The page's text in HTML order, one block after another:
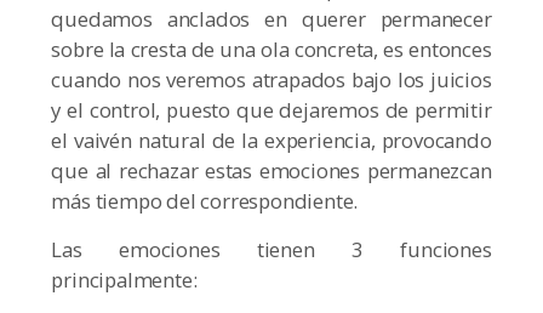
quedamos anclados en querer permanecer
sobre la cresta de una ola concreta, es entonces
cuando nos veremos atrapados bajo los juicios
y el control, puesto que dejaremos de permitir
el vaivén natural de la experiencia, provocando
que al rechazar estas emociones permanezcan
más tiempo del correspondiente.
Las emociones tienen 3 funciones
principalmente: